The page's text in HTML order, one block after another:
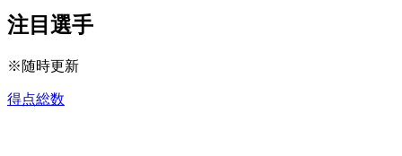
注目選手
※随時更新
得点総数